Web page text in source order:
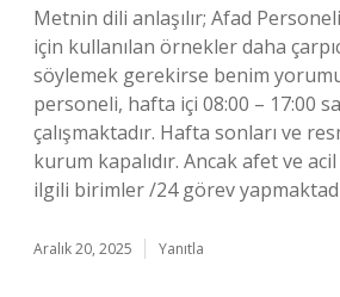
Metnin dili anlaşılır; Afad Personeli
için kullanılan örnekler daha
söylemek gerekirse benim
personeli, hafta içi 08:00 – 17:00
çalışmaktadır. Hafta sonları ve
kurum kapalıdır. Ancak afet ve
ilgili birimler /24 görev
Aralık 20, 2025 Yanıtla